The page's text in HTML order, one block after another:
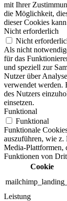
mit Ihrer
die Möglichkeit,
dieser Cookies
Nicht erforderlich
Nicht
Als nicht
für das
und speziell zur
Nutzer über
verwendet werden.
des Nutzers
einsetzen.
Funktional
Funktional
Funktionale
auszuführen, wie z.
Media-Plattformen,
Funktionen von
Cookie
Leistung